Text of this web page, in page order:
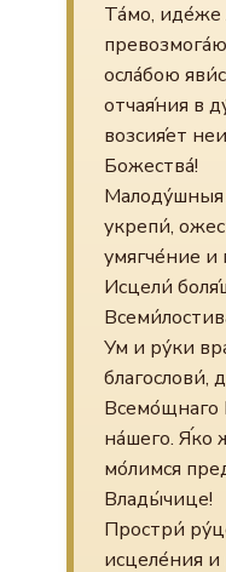
Та́мо, иде́же
осла́бою
отчая́ния в
возсия́ет
Божества́!
укрепи́,
умягче́ние
Исцели́
Ум и ру́ки
благослови́,
Всемо́щнаго
на́шего. Я́ко
мо́лимся
Влады́чице!
Простри́
исцеле́ния и